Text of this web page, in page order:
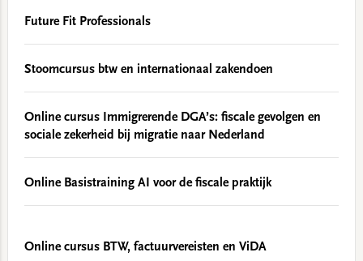
Future Fit Professionals
Stoomcursus btw en internationaal zakendoen
Online cursus Immigrerende DGA’s: fiscale gevolgen en
sociale zekerheid bij migratie naar Nederland
Online Basistraining AI voor de fiscale praktijk
Online cursus BTW, factuurvereisten en ViDA